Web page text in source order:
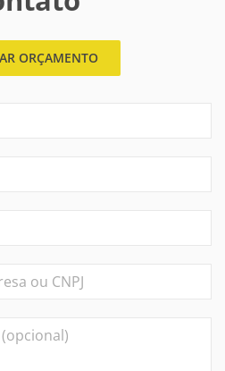
ORÇAMENTO